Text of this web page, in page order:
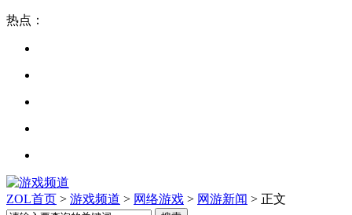
热点：
ZOL首页 > 游戏频道 > 网络游戏 > 网游新闻 > 正文